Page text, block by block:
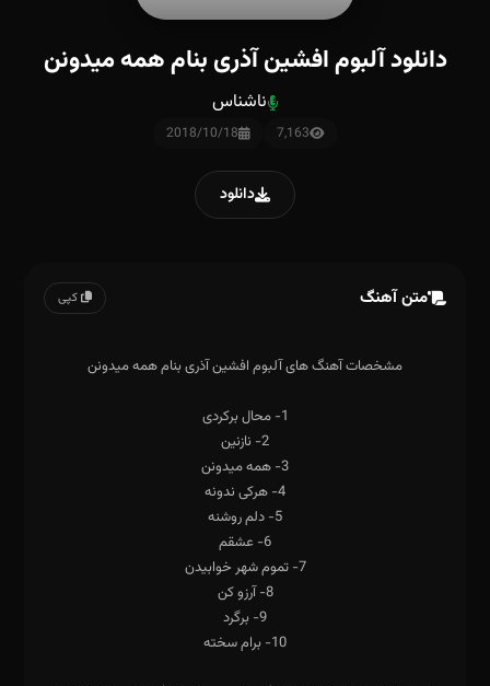
دانلود آلبوم افشین آذری بنام همه میدونن
ناشناس
7,163
2018/10/18
دانلود
متن آهنگ کپی